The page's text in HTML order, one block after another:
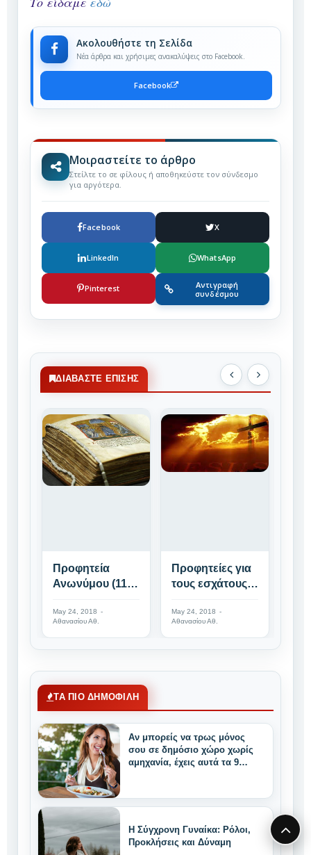
Ακολουθήστε τη Σελίδα
Νέα άρθρα και χρήσιμες ανακαλύψεις στο Facebook.
Facebook
Μοιραστείτε το άρθρο
Στείλτε το σε φίλους ή αποθηκεύστε τον σύνδεσμο
για αργότερα.
Facebook X
LinkedIn WhatsApp
Pinterest
Αντιγραφή
συνδέσμου
ΔΙΑΒΆΣΤΕ ΕΠΊΣΗΣ
Προφητεία
Ανωνύμου (11ος
May 24, 2018 -
Αθανασίου Αθ.
Προφητείες για
τους εσχάτους
May 24, 2018 -
Αθανασίου Αθ.
ΤΑ ΠΙΟ ΔΗΜΟΦΙΛΗ
Αν μπορείς να τρως μόνος
σου σε δημόσιο χώρο χωρίς
αμηχανία, έχεις αυτά τα 9
Η Σύγχρονη Γυναίκα: Ρόλοι,
Προκλήσεις και Δύναμη